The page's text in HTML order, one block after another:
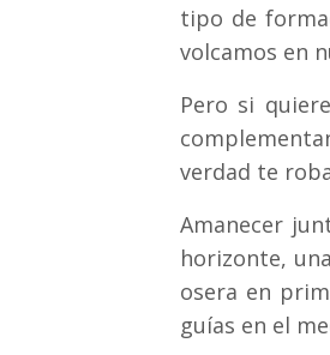
tipo de
volcamos en
Pero si
verdad te
Amanecer
horizonte,
osera en
guías en el